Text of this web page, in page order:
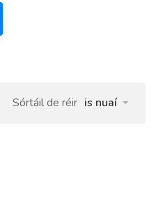
Sórtáil de réir is nuaí